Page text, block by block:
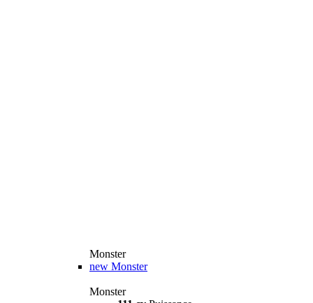
Monster
new Monster
Monster